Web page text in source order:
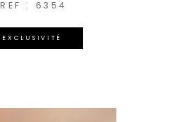
REF : 6354
EXCLUSIVITÉ